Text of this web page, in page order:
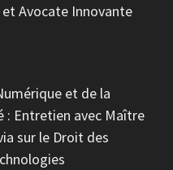
et Avocate Innovante
et de la
: Entretien avec Maître
sur le Droit des